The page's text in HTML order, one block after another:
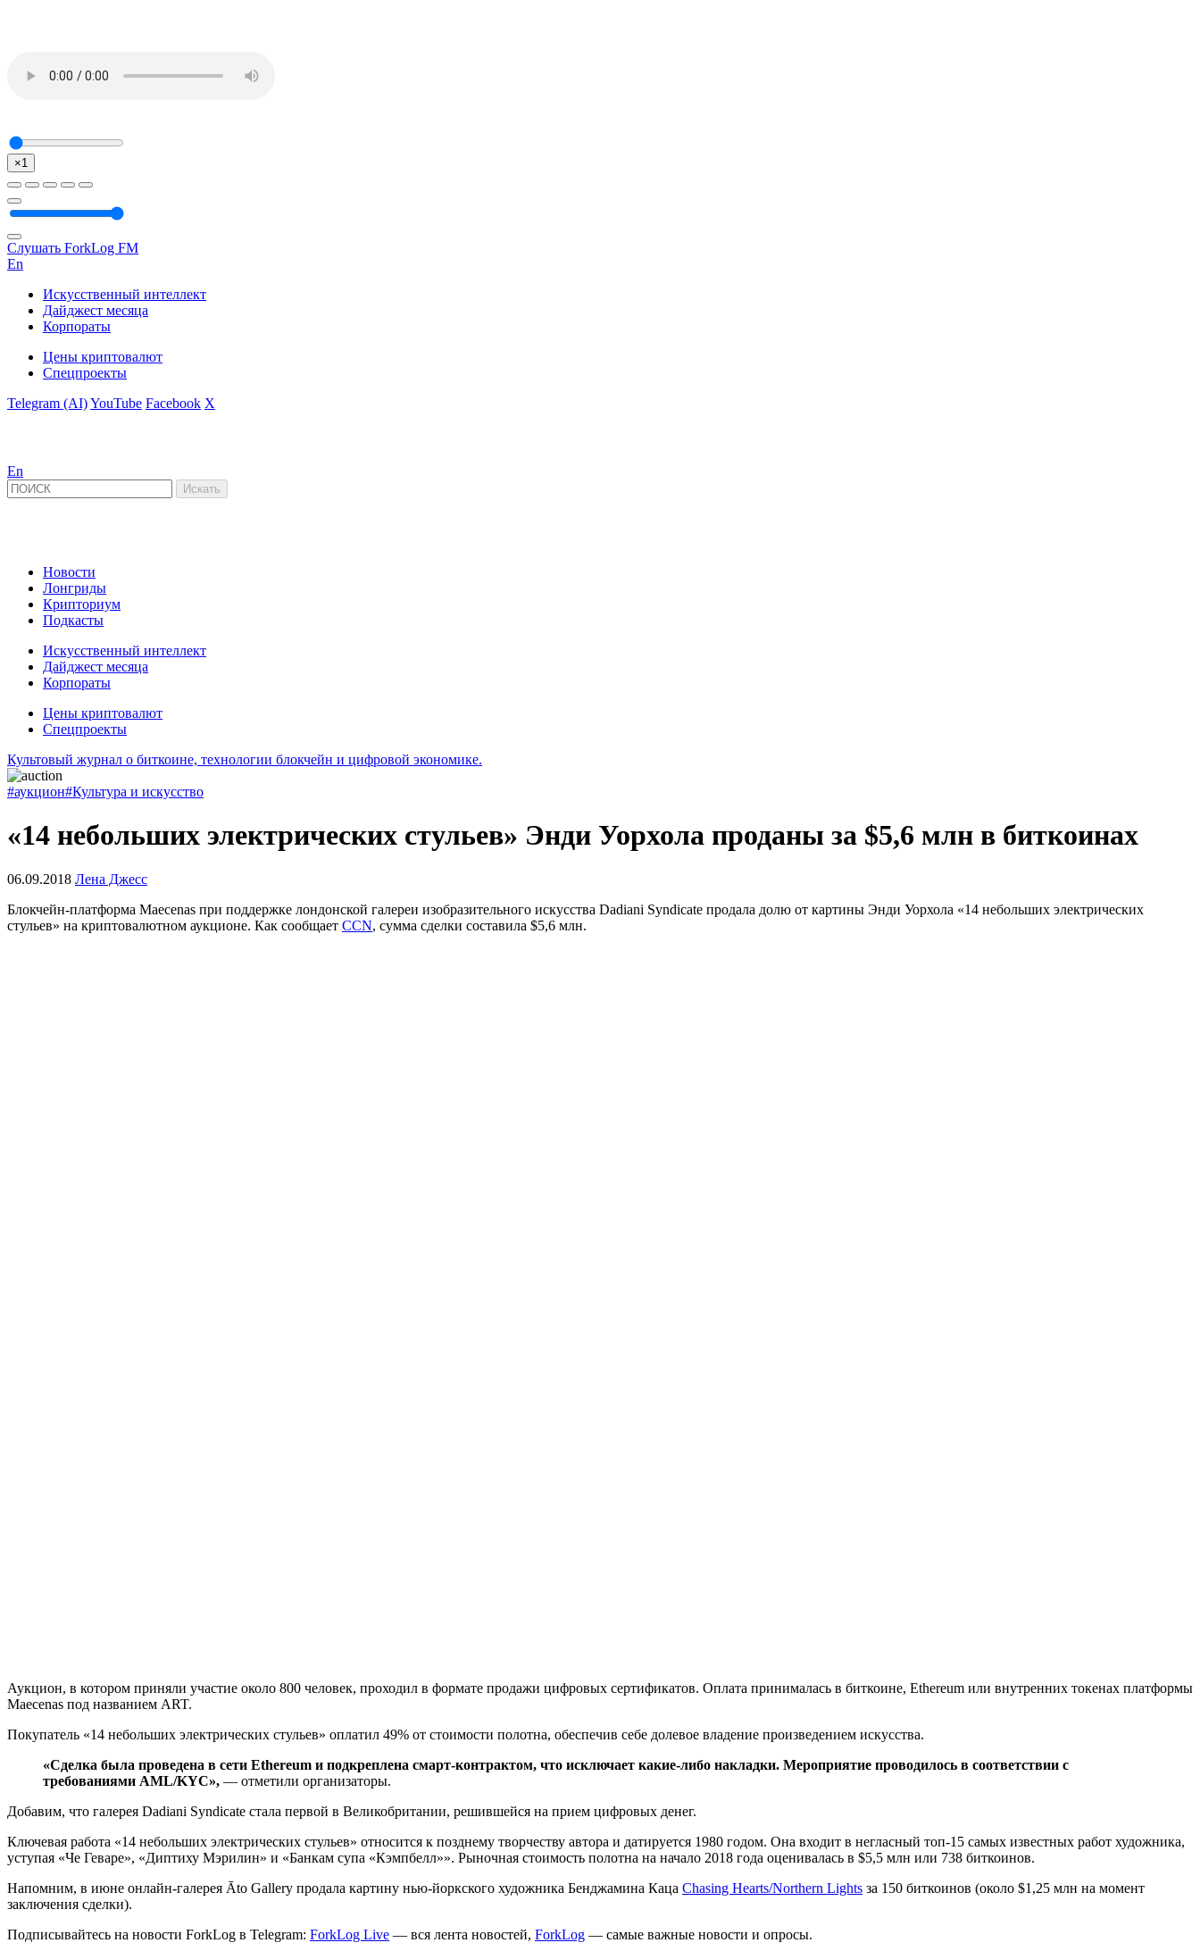
×1
Слушать ForkLog FM
En
Искусственный интеллект
Дайджест месяца
Корпораты
Цены криптовалют
Спецпроекты
Telegram (AI)YouTube Facebook X
En
Новости
Лонгриды
Крипториум
Подкасты
Искусственный интеллект
Дайджест месяца
Корпораты
Цены криптовалют
Спецпроекты
Культовый журнал о биткоине, технологии блокчейн и цифровой экономике.
#аукцион#Культура и искусство
«14 небольших электрических стульев» Энди Уорхола проданы за $5,6 млн в биткоинах
06.09.2018 Лена Джесс
Блокчейн-платформа Maecenas при поддержке лондонской галереи изобразительного искусства Dadiani Syndicate продала долю от картины Энди Уорхола «14 небольших электрических
стульев» на криптовалютном аукционе. Как сообщает CCN, сумма сделки составила $5,6 млн.
Аукцион, в котором приняли участие около 800 человек, проходил в формате продажи цифровых сертификатов. Оплата принималась в биткоине, Ethereum или внутренних токенах платформы
Maecenas под названием ART.
Покупатель «14 небольших электрических стульев» оплатил 49% от стоимости полотна, обеспечив себе долевое владение произведением искусства.
«Сделка была проведена в сети Ethereum и подкреплена смарт-контрактом, что исключает какие-либо накладки. Мероприятие проводилось в соответствии с
требованиями AML/KYC», — отметили организаторы.
Добавим, что галерея Dadiani Syndicate стала первой в Великобритании, решившейся на прием цифровых денег.
Ключевая работа «14 небольших электрических стульев» относится к позднему творчеству автора и датируется 1980 годом. Она входит в негласный топ-15 самых известных работ художника,
уступая «Че Геваре», «Диптиху Мэрилин» и «Банкам супа «Кэмпбелл»». Рыночная стоимость полотна на начало 2018 года оценивалась в $5,5 млн или 738 биткоинов.
Напомним, в июне онлайн-галерея Āto Gallery продала картину нью-йоркского художника Бенджамина Каца Chasing Hearts/Northern Lights за 150 биткоинов (около $1,25 млн на момент
заключения сделки).
Подписывайтесь на новости ForkLog в Telegram: ForkLog Live — вся лента новостей, ForkLog — самые важные новости и опросы.